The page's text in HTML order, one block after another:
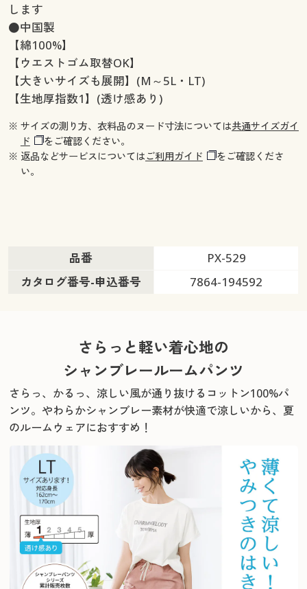
します
●中国製
【綿100%】
【ウエストゴム取替OK】
【大きいサイズも展開】(M～5L・LT)
【生地厚指数1】(透け感あり)
※ サイズの測り方、衣料品のヌード寸法については共通サイズガイ
ド
をご確認ください。
※ 返品などサービスについてはご利用ガイド
をご確認くださ
い。
品番
PX-529
カタログ番号-申込番号
7864-194592
さらっと軽い着心地の
シャンブレールームパンツ
さらっ、かるっ、涼しい風が通り抜けるコットン100%パ
ンツ。 やわらかシャンブレー素材が快適で涼しいから、夏
のルームウェアにおすすめ！